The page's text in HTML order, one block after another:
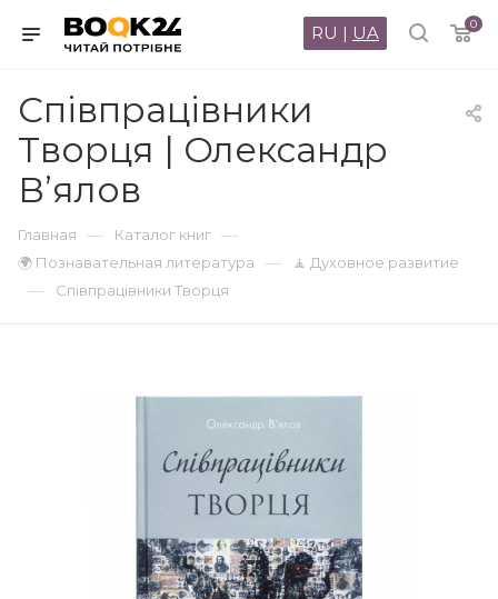
0
RU | UA
Співпрацівники
Творця | Олександр
В’ялов
Главная — Каталог книг —
🌍 Познавательная литература — 🧘 Духовное развитие
— Співпрацівники Творця